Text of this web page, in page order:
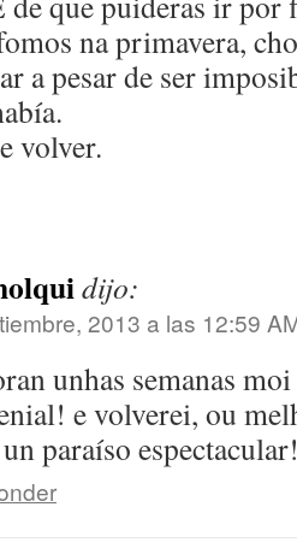
na primavera,
a pesar de ser
volver.
dijo:
2013 a las 12:59
unhas semanas
e volverei, ou
paraíso